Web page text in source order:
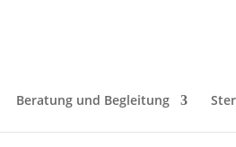
Beratung und Begleitung